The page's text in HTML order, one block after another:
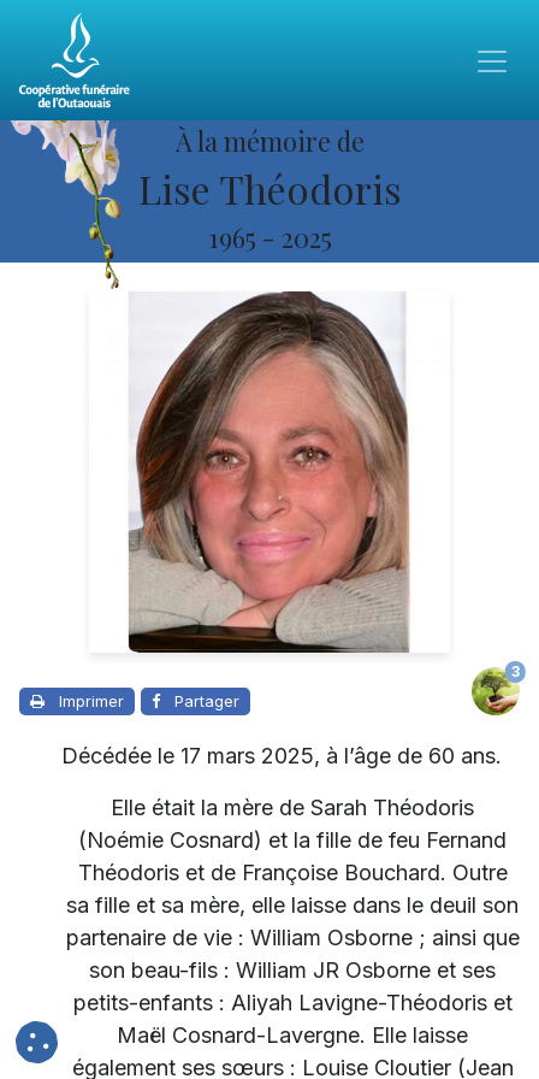
À la mémoire de
Lise Théodoris
1965 - 2025
Imprimer Partager
3
Décédée le 17 mars 2025, à l’âge de 60 ans.
Elle était la mère de Sarah Théodoris
(Noémie Cosnard) et la fille de feu Fernand
Théodoris et de Françoise Bouchard. Outre
sa fille et sa mère, elle laisse dans le deuil son
partenaire de vie : William Osborne ; ainsi que
son beau-fils : William JR Osborne et ses
petits-enfants : Aliyah Lavigne-Théodoris et
Maël Cosnard-Lavergne. Elle laisse
également ses sœurs : Louise Cloutier (Jean